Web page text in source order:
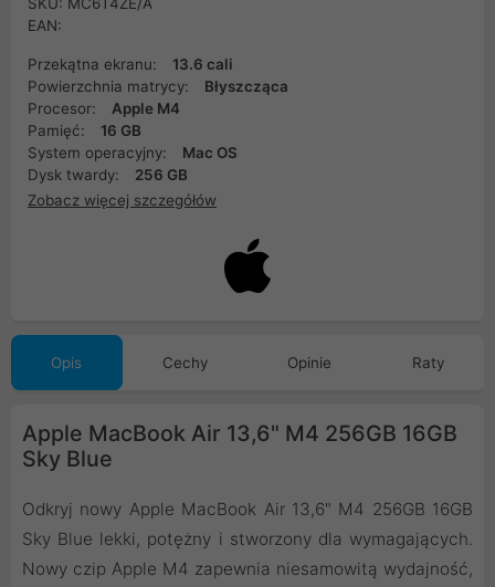
EAN:
Przekątna ekranu:
13.6 cali
Powierzchnia matrycy:
Błyszcząca
Procesor:
Apple M4
Pamięć:
16 GB
System operacyjny:
Mac OS
Dysk twardy:
256 GB
Zobacz więcej szczegółów
Opis Cechy Opinie Raty
Apple MacBook Air 13,6" M4 256GB 16GB
Sky Blue
Odkryj nowy Apple MacBook Air 13,6" M4 256GB 16GB
Sky Blue lekki, potężny i stworzony dla wymagających.
Nowy czip Apple M4 zapewnia niesamowitą wydajność,